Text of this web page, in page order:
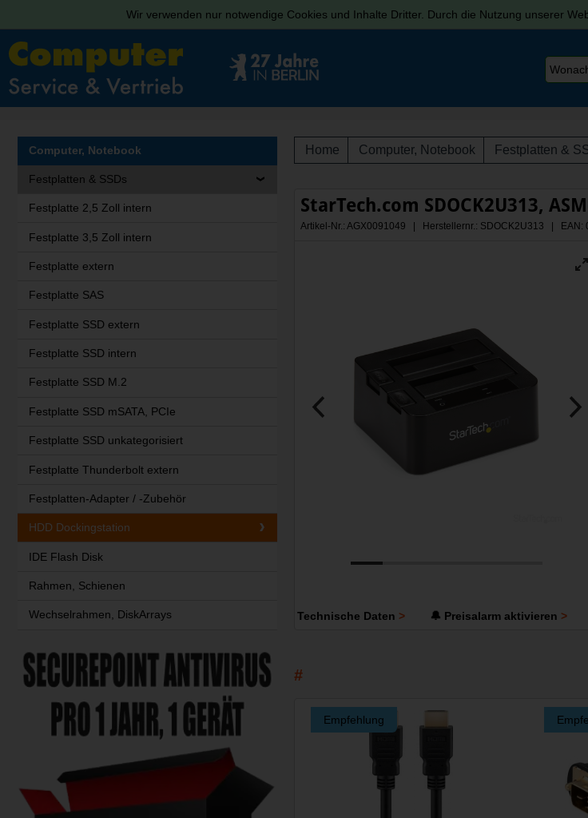
Wir verwenden nur notwendige Cookies und Inhalte Dritter. Durch die Nutzung unserer
Home Computer, Notebook Festplatten &
StarTech.com SDOCK2U313,
Artikel-Nr.: AGX0091049 | Herstellernr.: SDOCK2U313 | EAN:
Technische Daten 🔔 Preisalarm aktivieren
Empfehlung
Computer, Notebook
Festplatten & SSDs
Festplatte 2,5 Zoll intern
Festplatte 3,5 Zoll intern
Festplatte extern
Festplatte SAS
Festplatte SSD extern
Festplatte SSD intern
Festplatte SSD M.2
Festplatte SSD mSATA, PCIe
Festplatte SSD unkategorisiert
Festplatte Thunderbolt extern
Festplatten-Adapter / -Zubehör
HDD Dockingstation
IDE Flash Disk
Rahmen, Schienen
Wechselrahmen, DiskArrays